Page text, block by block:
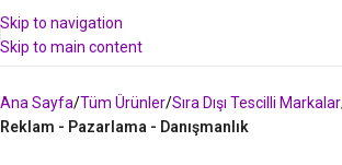
Skip to navigation
Skip to main content
Ana Sayfa Tüm Ürünler Sıra Dışı Tescilli Markalar
Reklam - Pazarlama - Danışmanlık